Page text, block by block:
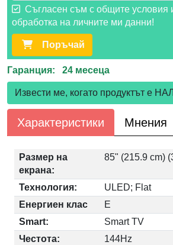
Съгласен съм с общите условия
обработка на личните ми данни!
Поръчай
Гаранция: 24 месеца
Извести ме, когато продуктът е
Характеристики Мнения
Размер на
екрана:
85" (215.9 cm)
Технология:
ULED; Flat
Енергиен клас
E
Smart:
Smart TV
Честота:
144Hz